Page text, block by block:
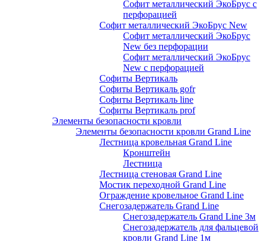
Софит металлический ЭкоБрус с
перфорацией
Софит металлический ЭкоБрус New
Софит металлический ЭкоБрус
New без перфорации
Софит металлический ЭкоБрус
New с перфорацией
Софиты Вертикаль
Софиты Вертикаль gofr
Софиты Вертикаль line
Софиты Вертикаль prof
Элементы безопасности кровли
Элементы безопасности кровли Grand Line
Лестница кровельная Grand Line
Кронштейн
Лестница
Лестница стеновая Grand Line
Мостик переходной Grand Line
Ограждение кровельное Grand Line
Снегозадержатель Grand Line
Снегозадержатель Grand Line 3м
Снегозадержатель для фальцевой
кровли Grand Line 1м